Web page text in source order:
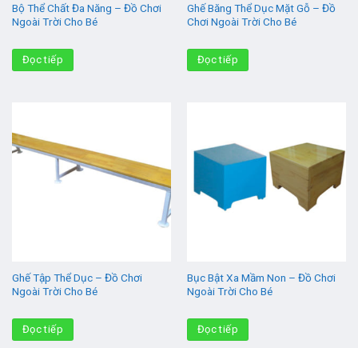
Bộ Thể Chất Đa Năng – Đồ Chơi
Ngoài Trời Cho Bé
Đọc tiếp
Ghế Băng Thể Dục Mặt Gỗ – Đồ
Chơi Ngoài Trời Cho Bé
Đọc tiếp
Ghế Tập Thể Dục – Đồ Chơi
Ngoài Trời Cho Bé
Đọc tiếp
Bục Bật Xa Mầm Non – Đồ Chơi
Ngoài Trời Cho Bé
Đọc tiếp